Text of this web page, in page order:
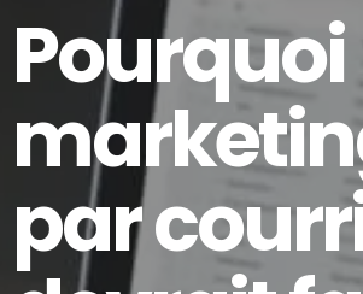
Pourquoi
par